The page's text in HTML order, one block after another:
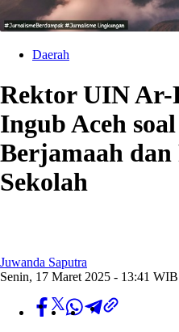
Daerah
Rektor UIN
Ingub Aceh
Berjamaah
Sekolah
Juwanda Saputra
Senin, 17 Maret 2025 - 13:41 WIB